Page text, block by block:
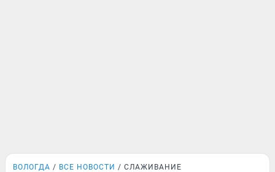
ВОЛОГДА ВСЕ НОВОСТИ СЛАЖИВАНИЕ